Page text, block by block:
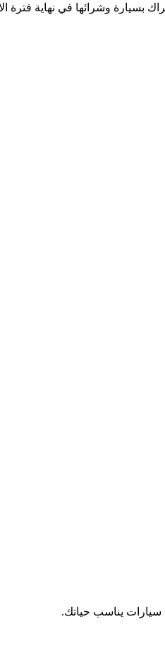
بسيارة وشرائها في نهاية
سيارات يناسب حياتك.